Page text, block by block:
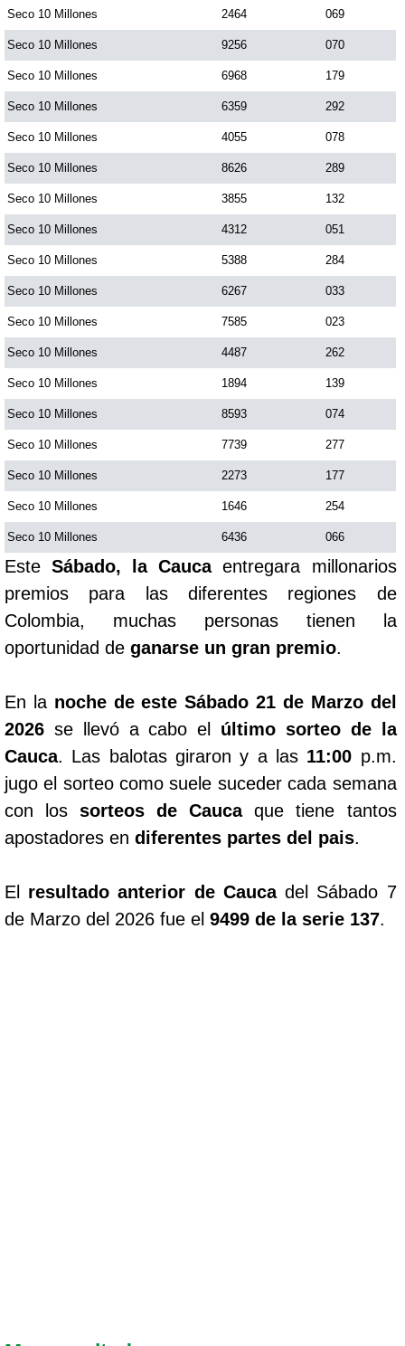
Seco 10 Millones 2464 069
Seco 10 Millones 9256 070
Seco 10 Millones 6968 179
Seco 10 Millones 6359 292
Seco 10 Millones 4055 078
Seco 10 Millones 8626 289
Seco 10 Millones 3855 132
Seco 10 Millones 4312 051
Seco 10 Millones 5388 284
Seco 10 Millones 6267 033
Seco 10 Millones 7585 023
Seco 10 Millones 4487 262
Seco 10 Millones 1894 139
Seco 10 Millones 8593 074
Seco 10 Millones 7739 277
Seco 10 Millones 2273 177
Seco 10 Millones 1646 254
Seco 10 Millones 6436 066
EsteSábado, la Caucaentregara millonarios
premios para las diferentes regiones de
Colombia, muchas personas tienen la
oportunidad de ganarse un gran premio.
En la noche de este Sábado 21 de Marzo del
2026 se llevó a cabo el último sorteo de la
Cauca. Las balotas giraron y a las 11:00 p.m.
jugo el sorteo como suele suceder cada semana
con lossorteos de Caucaque tiene tantos
apostadores en diferentes partes del pais.
El resultado anterior de Caucadel Sábado 7
de Marzo del 2026 fue el 9499 de la serie 137.